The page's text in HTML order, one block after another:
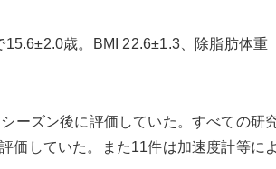
歳。BMI 22.6±1.3、除脂肪体重
ーズン後に評価していた。すべての研
価していた。また11件は加速度計等に